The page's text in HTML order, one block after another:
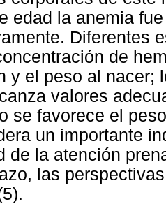
edad la anemia
Diferentes
de
y el peso al nacer;
valores
se favorece el
un importante
de la atención
las